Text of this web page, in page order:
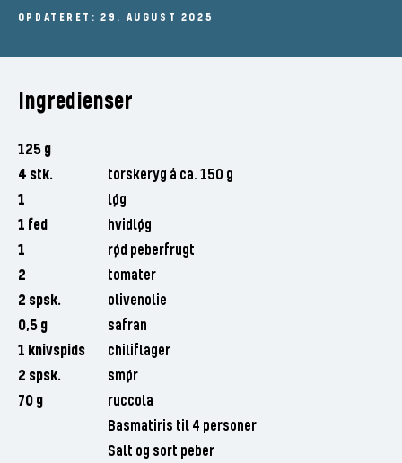
OPDATERET: 29. AUGUST 2025
Ingredienser
125 g
4 stk.
torskeryg á ca. 150 g
1
løg
1 fed
hvidløg
1
rød peberfrugt
2
tomater
2 spsk.
olivenolie
0,5 g
safran
1 knivspids
chiliflager
2 spsk.
smør
70 g
ruccola
Basmatiris til 4 personer
Salt og sort peber